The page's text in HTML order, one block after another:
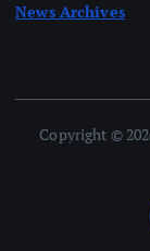
News Archives
Copyright ©